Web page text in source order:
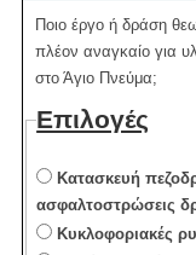
Ποιο έργο ή δράση
πλέον αναγκαίο για
στο Άγιο Πνεύμα;
Επιλογές
Κατασκευή
ασφαλτοστρώσεις
Κυκλοφοριακές